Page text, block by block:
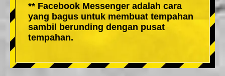
** Facebook Messenger adalah cara
yang bagus untuk membuat tempahan
sambil berunding dengan pusat
tempahan.